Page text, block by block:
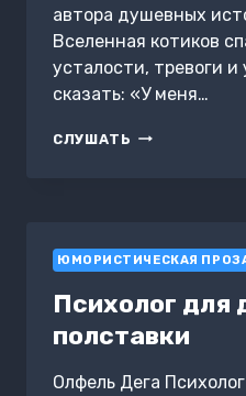
автора душевных
Вселенная котиков
усталости, тревоги
сказать: «У меня…
СЛУШАТЬ КОШИЧКИН
И
НИКЧЕМНИ.
ПОМОЩЬ
ТЕХ,
ЮМОРИСТИЧЕСКАЯ
Психолог для
полставки
Олфель Дега